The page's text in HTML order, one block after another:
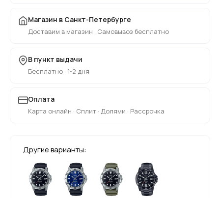
Магазин в Санкт-Петербурге
Доставим в магазин · Самовывоз бесплатно
В пункт выдачи
Бесплатно · 1-2 дня
Оплата
Карта онлайн · Сплит · Долями · Рассрочка
Другие варианты: